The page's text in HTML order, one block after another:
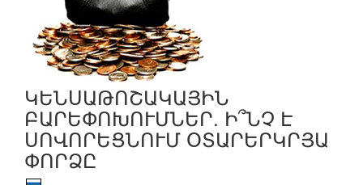
ԿԵՆՍԱԹՈՇԱԿԱՅԻՆ
ԲԱՐԵՓՈԽՈՒՄՆԵՐ. Ի՞ՆՉ Է
ՍՈՎՈՐԵՑՆՈՒՄ ՕՏԱՐԵՐԿՐՅԱ
ՓՈՐՁԸ